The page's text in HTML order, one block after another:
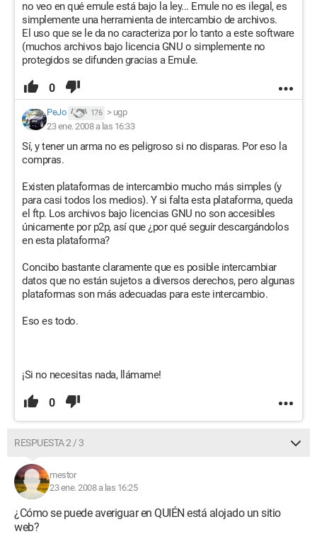
no veo en qué emule está bajo la ley... Emule no es ilegal, es
simplemente una herramienta de intercambio de archivos.
El uso que se le da no caracteriza por lo tanto a este software
(muchos archivos bajo licencia GNU o simplemente no
protegidos se difunden gracias a Emule.
0
PeJo 176 > ugp
23 ene. 2008 a las 16:33
Sí, y tener un arma no es peligroso si no disparas. Por eso la
compras.
Existen plataformas de intercambio mucho más simples (y
para casi todos los medios). Y si falta esta plataforma, queda
el ftp. Los archivos bajo licencias GNU no son accesibles
únicamente por p2p, así que ¿por qué seguir descargándolos
en esta plataforma?
Concibo bastante claramente que es posible intercambiar
datos que no están sujetos a diversos derechos, pero algunas
plataformas son más adecuadas para este intercambio.
Eso es todo.
¡Si no necesitas nada, llámame!
0
RESPUESTA 2 / 3
mestor
23 ene. 2008 a las 16:25
¿Cómo se puede averiguar en QUIÉN está alojado un sitio
web?